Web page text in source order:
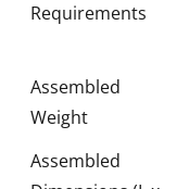
Requirements
Assembled
Weight
Assembled